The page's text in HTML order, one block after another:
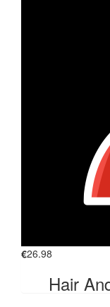
€26.98
Hair